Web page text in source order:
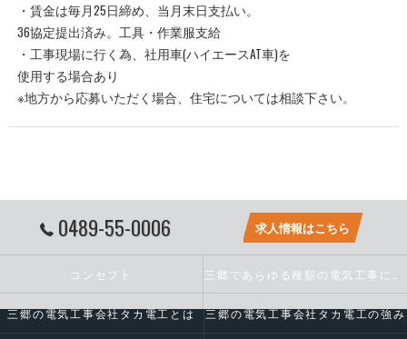
・賃金は毎月25日締め、当月末日支払い。
36協定提出済み。工具・作業服支給
・工事現場に行く為、社用車(ハイエースAT車)を
使用する場合あり
※地方から応募いただく場合、住宅については相談下さい。
0489-55-0006 求人情報はこちら
コンセプト
三郷の電気工事会社タカ電工とは 三郷の電気工事会社タカ電工の強み